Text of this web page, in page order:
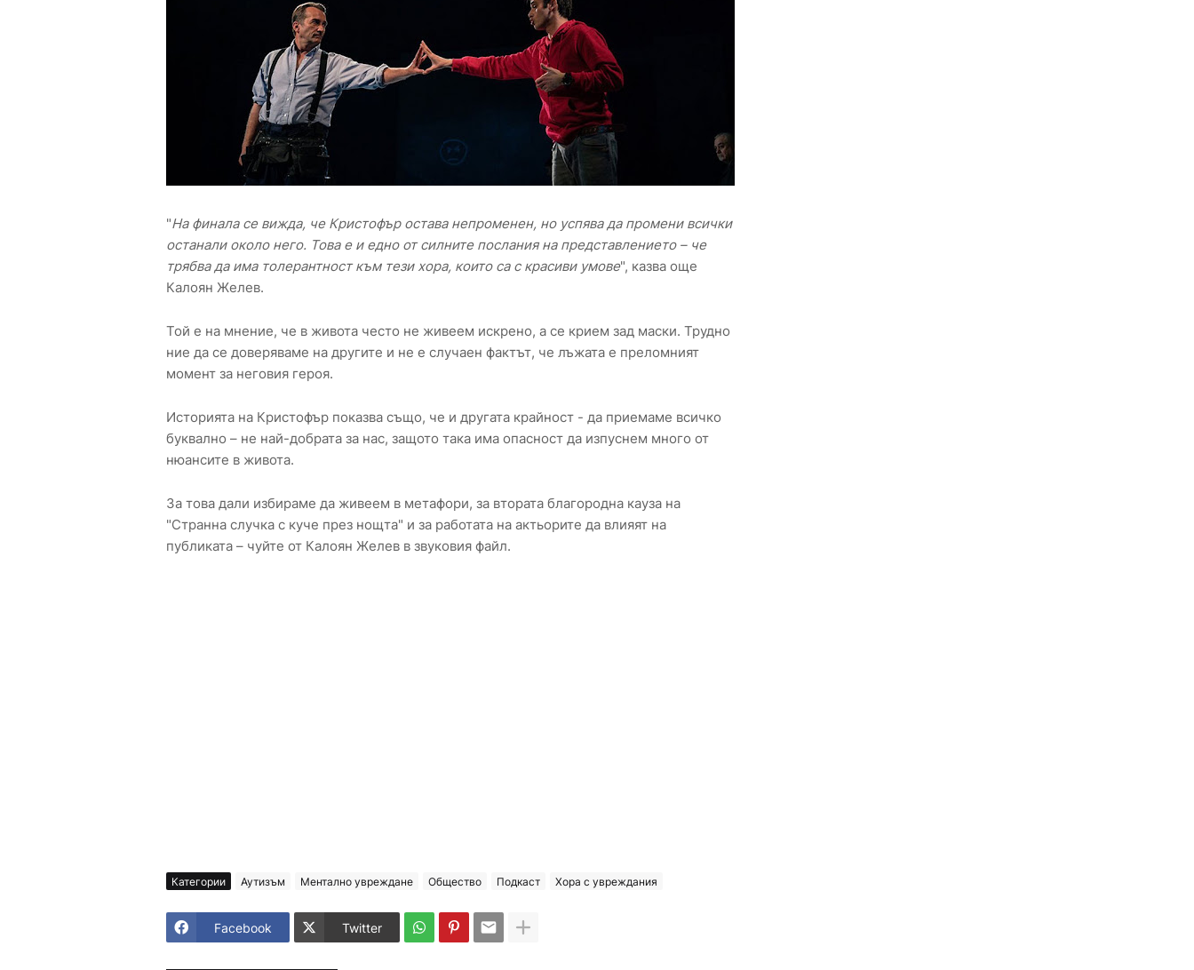
"На финала се вижда, че Кристофър остава непроменен, но успява да промени всички
останали около него. Това е и едно от силните послания на представлението – че
трябва да има толерантност към тези хора, които са с красиви умове", казва още
Калоян Желев.
Той е на мнение, че в живота често не живеем искрено, а се крием зад маски. Трудно
ние да се доверяваме на другите и не е случаен фактът, че лъжата е преломният
момент за неговия героя.
Историята на Кристофър показва също, че и другата крайност - да приемаме всичко
буквално – не най-добрата за нас, защото така има опасност да изпуснем много от
нюансите в живота.
За това дали избираме да живеем в метафори, за втората благородна кауза на
"Странна случка с куче през нощта" и за работата на актьорите да влияят на
публиката – чуйте от Калоян Желев в звуковия файл.
Категории Аутизъм Ментално увреждане Общество Подкаст Хора с увреждания
Facebook Twitter